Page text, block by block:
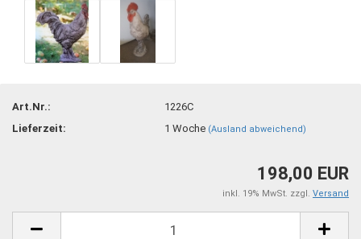
Art.Nr.:
1226C
Lieferzeit:
1 Woche (Ausland abweichend)
198,00 EUR
inkl. 19% MwSt. zzgl. Versand